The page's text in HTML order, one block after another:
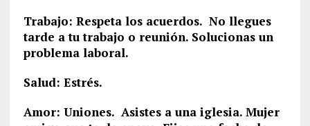
Trabajo: Respeta los acuerdos. No llegues
tarde a tu trabajo o reunión. Solucionas un
problema laboral.
Salud: Estrés.
Amor: Uniones. Asistes a una iglesia. Mujer